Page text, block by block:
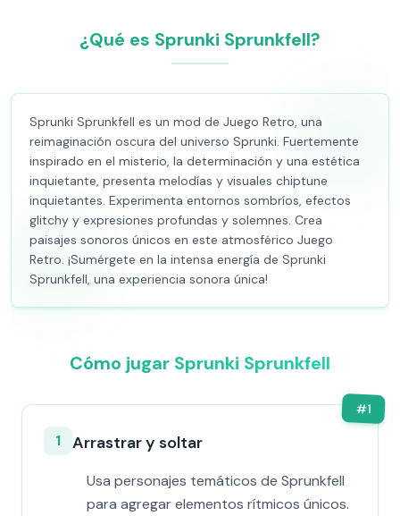
¿Qué es Sprunki Sprunkfell?
Sprunki Sprunkfell es un mod de Juego Retro, una
reimaginación oscura del universo Sprunki. Fuertemente
inspirado en el misterio, la determinación y una estética
inquietante, presenta melodías y visuales chiptune
inquietantes. Experimenta entornos sombríos, efectos
glitchy y expresiones profundas y solemnes. Crea
paisajes sonoros únicos en este atmosférico Juego
Retro. ¡Sumérgete en la intensa energía de Sprunki
Sprunkfell, una experiencia sonora única!
Cómo jugar Sprunki Sprunkfell
#1
1 Arrastrar y soltar
Usa personajes temáticos de Sprunkfell
para agregar elementos rítmicos únicos.